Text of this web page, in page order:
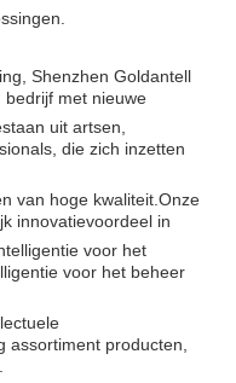
Shenzhen Goldantell
bedrijf met nieuwe
uit artsen,
die zich inzetten
van hoge kwaliteit. Onze
innovatievoordeel in
voor het
voor het beheer
assortiment producten,